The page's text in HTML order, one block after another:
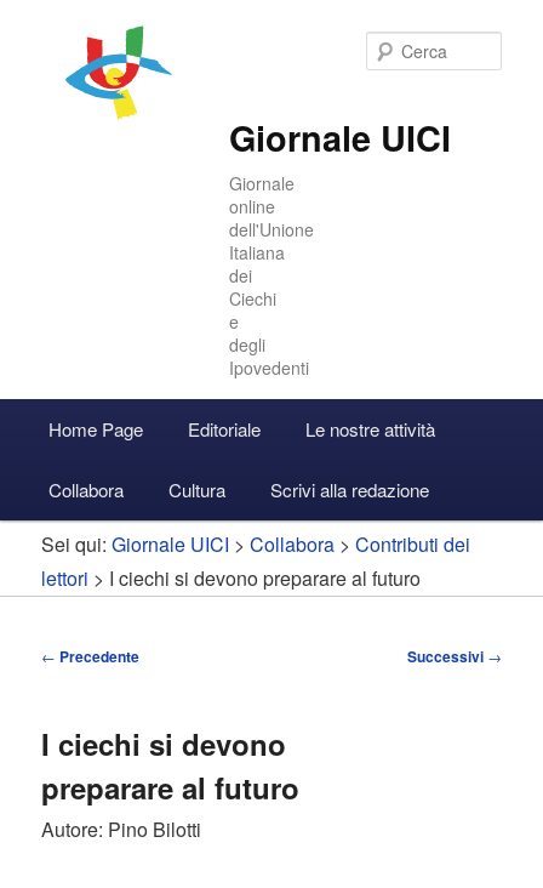
Giornale UICI
Giornale
online
dell'Unione
Italiana
dei
Ciechi
e
degli
Ipovedenti
principale
Vai
al
contenuto
Vai
al
contenuto
Accedi
Home Page Editoriale Le nostre attività
Collabora Cultura Scrivi alla redazione
Sei qui:Giornale UICI >Collabora >Contributi dei
lettori > I ciechi si devono preparare al futuro
Navigazione
← Precedente Successivi →
I ciechi si devono
preparare al futuro
Autore: Pino Bilotti